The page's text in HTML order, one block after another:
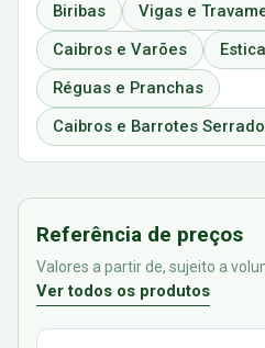
Biribas
Vigas e
Caibros e Varões
Réguas e Pranchas
Caibros e Barrotes
Referência de preços
Valores a partir de, sujeito a
Ver todos os produtos